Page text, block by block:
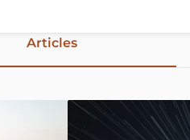
Articles